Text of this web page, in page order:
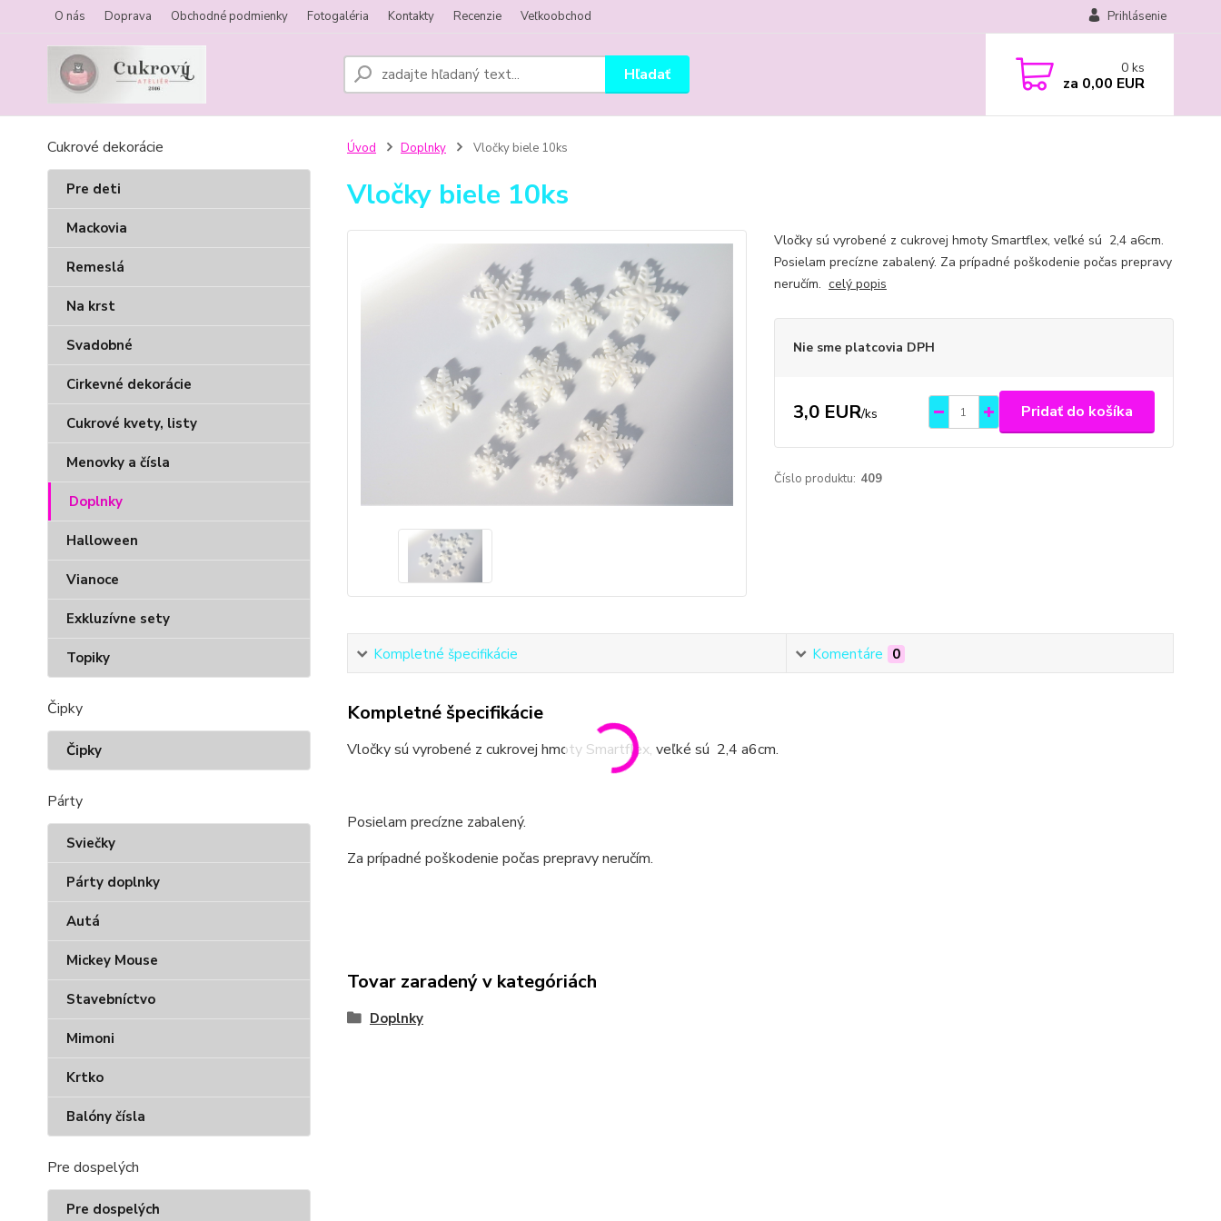
O nás Doprava Obchodné podmienky Fotogaléria Kontakty Recenzie Veľkoobchod Prihlásenie
Hľadať 0 ks
za 0,00 EUR
Cukrové dekorácie
Pre deti
Mackovia
Remeslá
Na krst
Svadobné
Cirkevné dekorácie
Cukrové kvety, listy
Menovky a čísla
Doplnky
Halloween
Vianoce
Exkluzívne sety
Topiky
Čipky
Čipky
Párty
Sviečky
Párty doplnky
Autá
Mickey Mouse
Stavebníctvo
Mimoni
Krtko
Balóny čísla
Pre dospelých
Pre dospelých
Úvod Doplnky Vločky biele 10ks
Vločky biele 10ks
Vločky sú vyrobené z cukrovej hmoty Smartflex, veľké sú 2,4 a6cm.
Posielam precízne zabalený. Za prípadné poškodenie počas prepravy
neručím. celý popis
Nie sme platcovia DPH
3,0 EUR/ks Pridať do košíka
Číslo produktu: 409
Kompletné špecifikácie Komentáre 0
Kompletné špecifikácie
Vločky sú vyrobené z cukrovej hmoty Smartflex, veľké sú 2,4 a6cm.
Posielam precízne zabalený.
Za prípadné poškodenie počas prepravy neručím.
Tovar zaradený v kategóriách
Doplnky